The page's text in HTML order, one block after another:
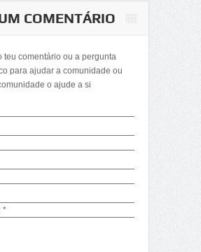
COMENTÁRIO
teu comentário ou a pergunta
para ajudar a comunidade ou
o ajude a si
*